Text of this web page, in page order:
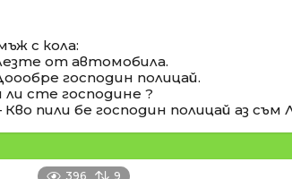
с кола:
от автомобила.
господин полицай.
ли сте господине ?
пили бе господин полицай аз съм
396 9